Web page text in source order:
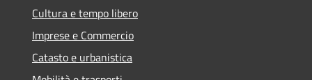
Cultura e tempo libero
Imprese e Commercio
Catasto e urbanistica